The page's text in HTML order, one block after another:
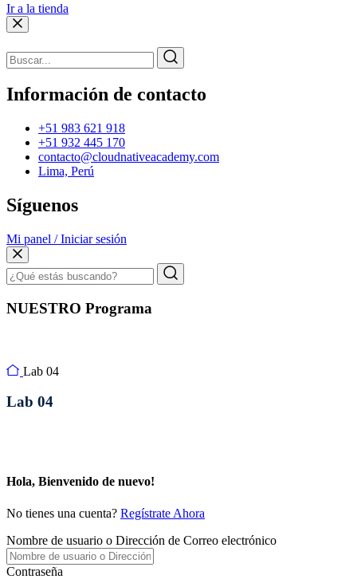
Ir a la tienda
Información de contacto
+51 983 621 918
+51 932 445 170
contacto@cloudnativeacademy.com
Lima, Perú
Síguenos
Mi panel / Iniciar sesión
NUESTRO Programa
Lab 04
Lab 04
Hola, Bienvenido de nuevo!
No tienes una cuenta? Regístrate Ahora
Nombre de usuario o Dirección de Correo electrónico
Contraseña